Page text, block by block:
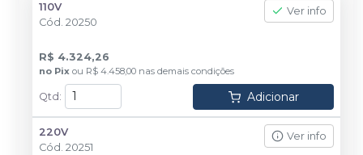
110V
Cód. 20250
Ver info
R$ 4.324,26
no Pix ou R$ 4.458,00 nas demais condições
Qtd : Adicionar
220V
Cód. 20251
Ver info